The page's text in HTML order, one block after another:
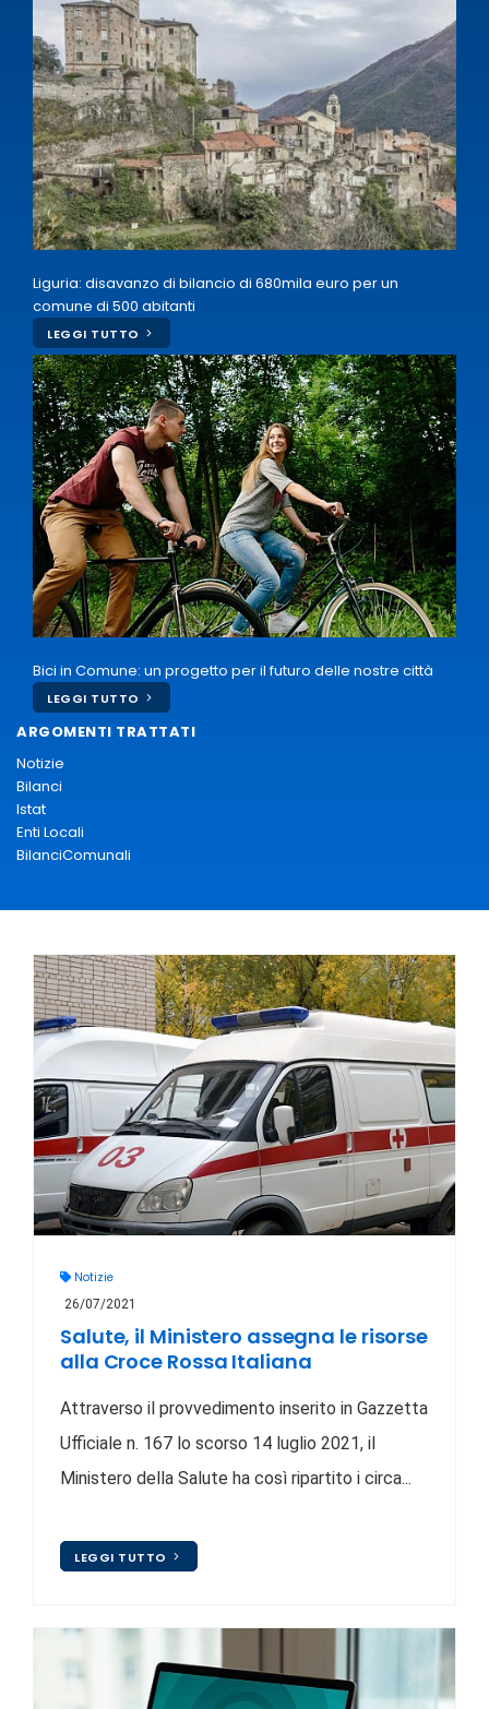
Liguria: disavanzo di bilancio di 680mila euro per un
comune di 500 abitanti
LEGGI TUTTO
Bici in Comune: un progetto per il futuro delle nostre città
LEGGI TUTTO
ARGOMENTI TRATTATI
Notizie
Bilanci
Istat
Enti Locali
BilanciComunali
Notizie
26/07/2021
Salute, il Ministero assegna le risorse
alla Croce Rossa Italiana
Attraverso il provvedimento inserito in Gazzetta
Ufficiale n. 167 lo scorso 14 luglio 2021, il
Ministero della Salute ha così ripartito i circa...
LEGGI TUTTO